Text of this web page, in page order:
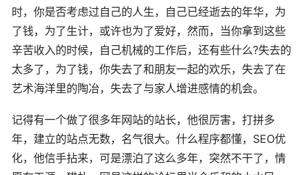
时，你是否考虑过自己的人生，自己已经逝去的年华，为
了钱，为了生计，或许也为了爱好，然而，当你拿到这些
辛苦收入的时候，自己机械的工作后，还有些什么?失去的
太多了，为了钱，你失去了和朋友一起的欢乐，失去了在
艺术海洋里的陶冶，失去了与家人增进感情的机会。
记得有一个做了很多年网站的站长，他很厉害，打拼多
年，建立的站点无数，名气很大。什么程序都懂，SEO优
化，他信手拈来，可是漂泊了这么多年，突然不干了，情